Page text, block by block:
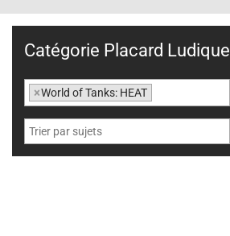
Catégorie Placard Ludique
×World of Tanks: HEAT